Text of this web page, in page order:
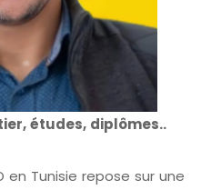
études, diplômes..
en Tunisie repose sur une